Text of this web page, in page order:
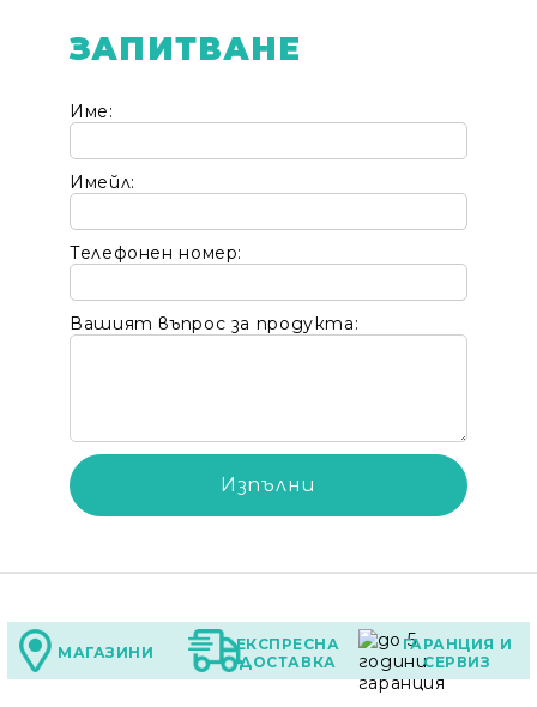
ЗАПИТВАНЕ
Име:
Имейл:
Телефонен номер:
Вашият въпрос за продукта:
МАГАЗИНИ
ЕКСПРЕСНА
ДОСТАВКА
ГАРАНЦИЯ И
СЕРВИЗ